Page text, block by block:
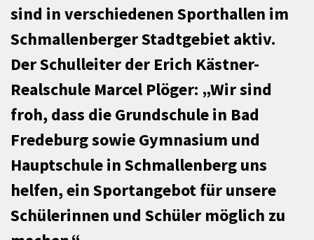
sind in verschiedenen Sporthallen im
Schmallenberger Stadtgebiet aktiv.
Der Schulleiter der Erich Kästner-
Realschule Marcel Plöger: „Wir sind
froh, dass die Grundschule in Bad
Fredeburg sowie Gymnasium und
Hauptschule in Schmallenberg uns
helfen, ein Sportangebot für unsere
Schülerinnen und Schüler möglich zu